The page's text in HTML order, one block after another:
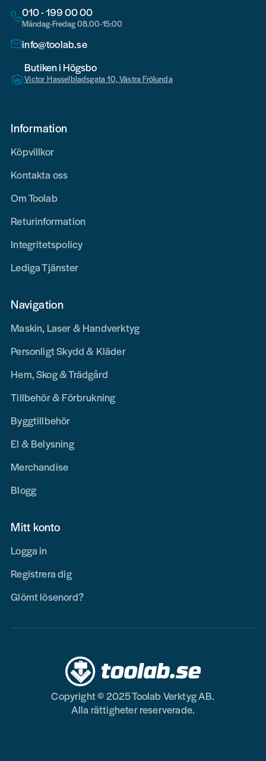
010 - 199 00 00
Måndag-Fredag 08.00-15:00
info@toolab.se
Butiken i Högsbo
Victor Hasselbladsgata 10, Västra Frölunda
Information
Köpvillkor
Kontakta oss
Om Toolab
Returinformation
Integritetspolicy
Lediga Tjänster
Navigation
Maskin, Laser & Handverktyg
Personligt Skydd & Kläder
Hem, Skog & Trädgård
Tillbehör & Förbrukning
Byggtillbehör
El & Belysning
Merchandise
Blogg
Mitt konto
Logga in
Registrera dig
Glömt lösenord?
Copyright © 2025 Toolab Verktyg AB.
Alla rättigheter reserverade.